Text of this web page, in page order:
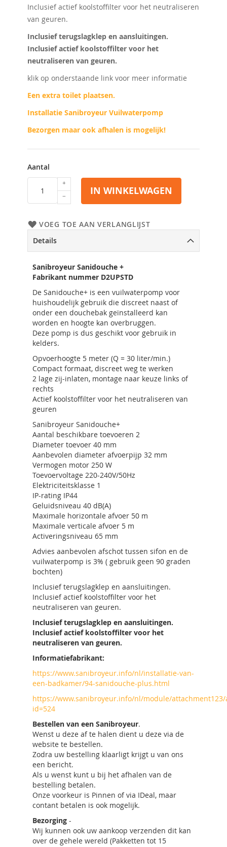
Inclusief actief koolstoffilter voor het neutraliseren
van geuren.
Inclusief terugslagklep en aansluitingen.
Inclusief actief koolstoffilter voor het
neutraliseren van geuren.
klik op onderstaande link voor meer informatie
Een extra toilet plaatsen.
Installatie Sanibroyeur Vuilwaterpomp
Bezorgen maar ook afhalen is mogelijk!
Aantal
IN WINKELWAGEN
VOEG TOE AAN VERLANGLIJST
Details
Sanibroyeur Sanidouche +
Fabrikant nummer D2UPSTD
De Sanidouche+ is een vuilwaterpomp voor
huishoudelijk gebruik die discreet naast of
onder een douchebak geïnstalleerd kan
worden en hoogte kan overbruggen.
Deze pomp is dus geschikt voor gebruik in
kelders.
Opvoerhoogte 5 meter (Q = 30 liter/min.)
Compact formaat, discreet weg te werken
2 lage zij-inlaten, montage naar keuze links of
rechts
Actief koolstoffilter voor het neutraliseren van
geuren
Sanibroyeur Sanidouche+
Aantal beschikbare toevoeren 2
Diameter toevoer 40 mm
Aanbevolen diameter afvoerpijp 32 mm
Vermogen motor 250 W
Toevoervoltage 220-240V/50Hz
Elektriciteitsklasse 1
IP-rating IP44
Geluidsniveau 40 dB(A)
Maximale horizontale afvoer 50 m
Maximale verticale afvoer 5 m
Activeringsniveau 65 mm
Advies aanbevolen afschot tussen sifon en de
vuilwaterpomp is 3% ( gebruik geen 90 graden
bochten)
Inclusief terugslagklep en aansluitingen.
Inclusief actief koolstoffilter voor het
neutraliseren van geuren.
Inclusief terugslagklep en aansluitingen.
Inclusief actief koolstoffilter voor het
neutraliseren van geuren.
Informatiefabrikant:
https://www.sanibroyeur.info/nl/installatie-van-
een-badkamer/94-sanidouche-plus.html
https://www.sanibroyeur.info/nl/module/attachment123/
id=524
Bestellen van een Sanibroyeur.
Wenst u deze af te halen dient u deze via de
website te bestellen.
Zodra uw bestelling klaarligt krijgt u van ons
een bericht.
Als u wenst kunt u bij het afhalen van de
bestelling betalen.
Onze voorkeur is Pinnen of via IDeal, maar
contant betalen is ook mogelijk.
Bezorging -
Wij kunnen ook uw aankoop verzenden dit kan
over de gehele wereld (Pakketten tot 15